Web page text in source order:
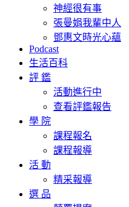
神經很有事
張曼娟我輩中人
鄧惠文時光心蘊
Podcast
生活百科
評 鑑
活動進行中
查看評鑑報告
學 院
課程報名
課程報導
活 動
精采報導
選 品